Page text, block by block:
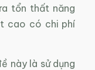
tổn thất năng
cao có chi phí
này là sử dụng